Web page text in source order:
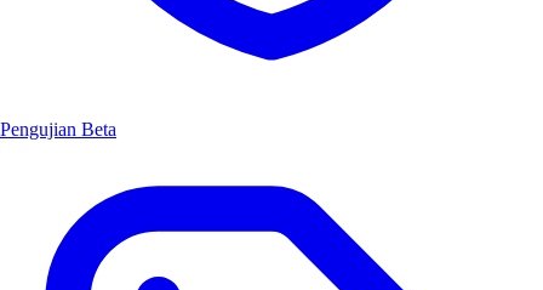
Pengujian Beta